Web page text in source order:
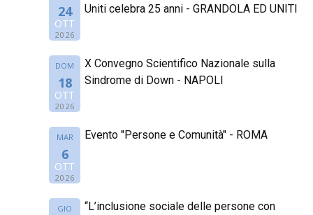
24
OTT
2026
Uniti celebra 25 anni - GRANDOLA ED UNITI
DOM
18
OTT
2026
X Convegno Scientifico Nazionale sulla
Sindrome di Down - NAPOLI
MAR
6
OTT
2026
Evento "Persone e Comunità" - ROMA
GIO
“L’inclusione sociale delle persone con